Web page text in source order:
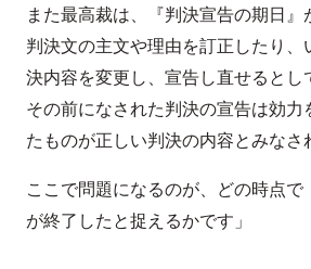
また最高裁は、『判決宣告の期日』
判決文の主文や理由を訂正したり、
決内容を変更し、宣告し直せるとし
その前になされた判決の宣告は効力
たものが正しい判決の内容とみなさ
ここで問題になるのが、どの時点で
が終了したと捉えるかです」